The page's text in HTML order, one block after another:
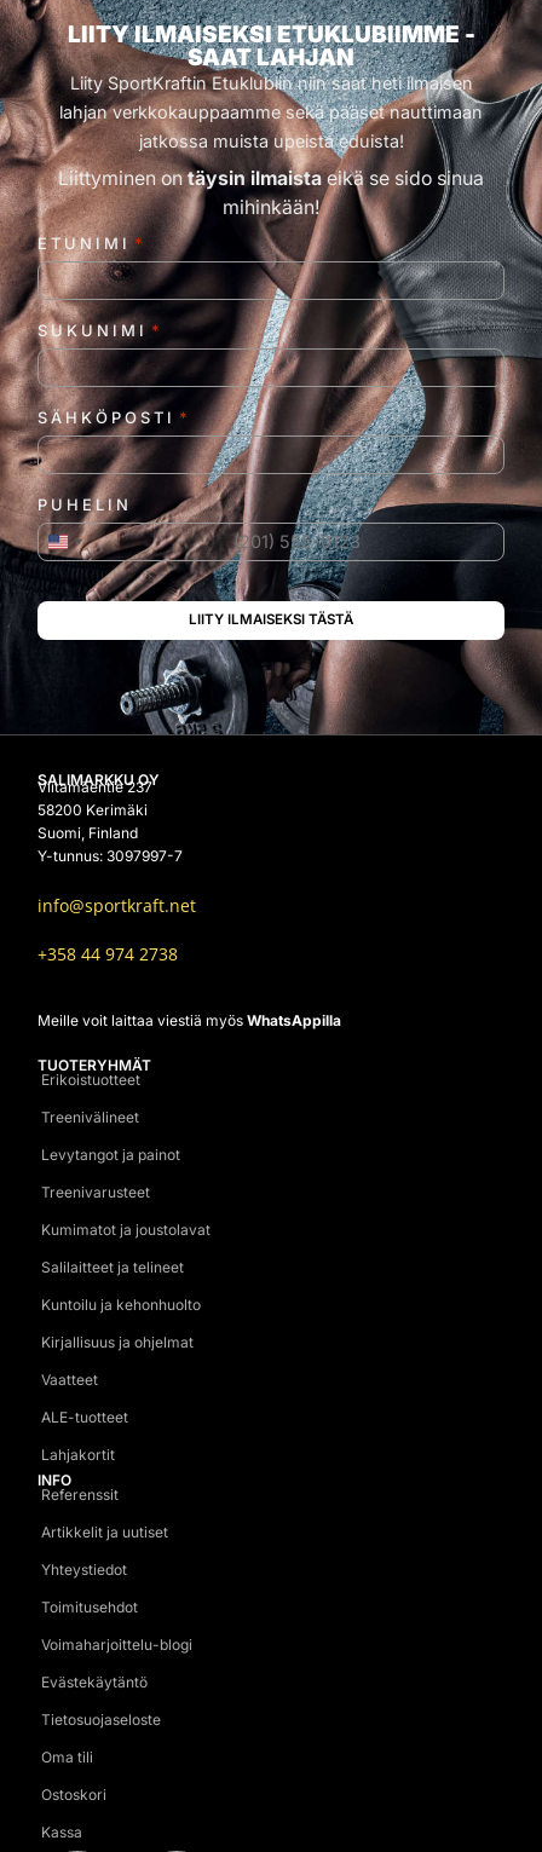
LIITY ILMAISEKSI ETUKLUBIIMME -
SAAT LAHJAN
Liity SportKraftin Etuklubiin niin saat heti ilmaisen
lahjan verkkokauppaamme sekä pääset nauttimaan
jatkossa muista upeista eduista!
Liittyminen ontäysin ilmaistaeikä se sido sinua
mihinkään!
ETUNIMI *
SUKUNIMI *
SÄHKÖPOSTI *
PUHELIN
Yhdysvallat +1
SALIMARKKU OY
Viitamäentie 237
58200 Kerimäki
Suomi, Finland
Y-tunnus: 3097997-7
info@sportkraft.net
+358 44 974 2738
Meille voit laittaa viestiä myös WhatsAppilla
TUOTERYHMÄT
Erikoistuotteet
Treenivälineet
Levytangot ja painot
Treenivarusteet
Kumimatot ja joustolavat
Salilaitteet ja telineet
Kuntoilu ja kehonhuolto
Kirjallisuus ja ohjelmat
Vaatteet
ALE-tuotteet
Lahjakortit
INFO
Referenssit
Artikkelit ja uutiset
Yhteystiedot
Toimitusehdot
Voimaharjoittelu-blogi
Evästekäytäntö
Tietosuojaseloste
Oma tili
Ostoskori
Kassa